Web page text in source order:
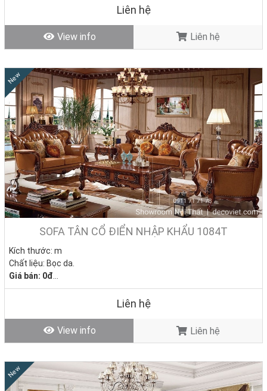
Liên hệ
View info Liên hệ
New
SOFA TÂN CỔ ĐIỂN NHẬP KHẨU 1084T
Kích thước: m
Chất liệu: Bọc da.
Giá bán: 0đ
Tình trạng: Hàng mới - Còn hàng
Liên hệ
View info Liên hệ
New